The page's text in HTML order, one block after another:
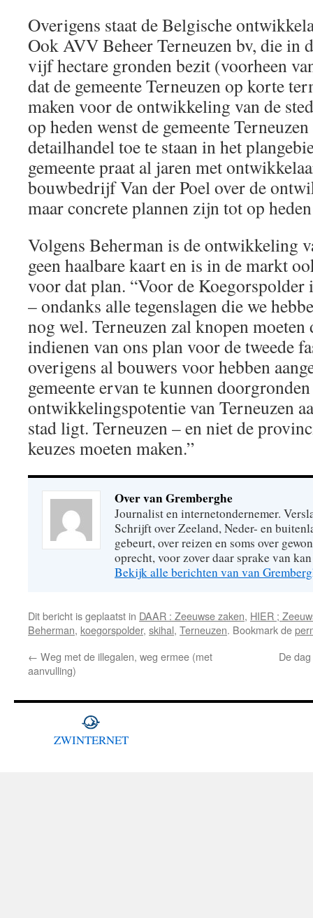
Overigens staat de Belgische
Ook AVV Beheer Terneuzen bv, die in
vijf hectare gronden bezit (voorheen
dat de gemeente Terneuzen op korte
maken voor de ontwikkeling van de
op heden wenst de gemeente
detailhandel toe te staan in het
gemeente praat al jaren met
bouwbedrijf Van der Poel over de
maar concrete plannen zijn tot op
Volgens Beherman is de ontwikkeling
geen haalbare kaart en is in de markt
voor dat plan. “Voor de Koegorspolder
– ondanks alle tegenslagen die we
nog wel. Terneuzen zal knopen
indienen van ons plan voor de tweede
overigens al bouwers voor hebben
gemeente ervan te kunnen
ontwikkelingspotentie van Terneuzen
stad ligt. Terneuzen – en niet de
keuzes moeten maken.”
Over van Gremberghe
Journalist en internetondernemer.
Schrijft over Zeeland, Neder- en
gebeurt, over reizen en soms over
oprecht, voor zover daar sprake van
Bekijk alle berichten van van
Dit bericht is geplaatst in DAAR : Zeeuwse zaken, HIER ;
Beherman, koegorspolder, skihal, Terneuzen. Bookmark de
← Weg met de illegalen, weg ermee (met
aanvulling)
De
ZWINTERNET